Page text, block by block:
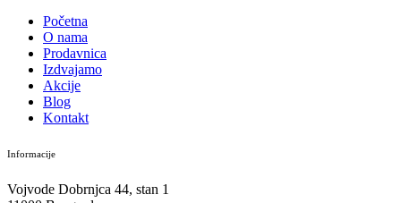
Početna
O nama
Prodavnica
Izdvajamo
Akcije
Blog
Kontakt
Informacije
Vojvode Dobrnjca 44, stan 1